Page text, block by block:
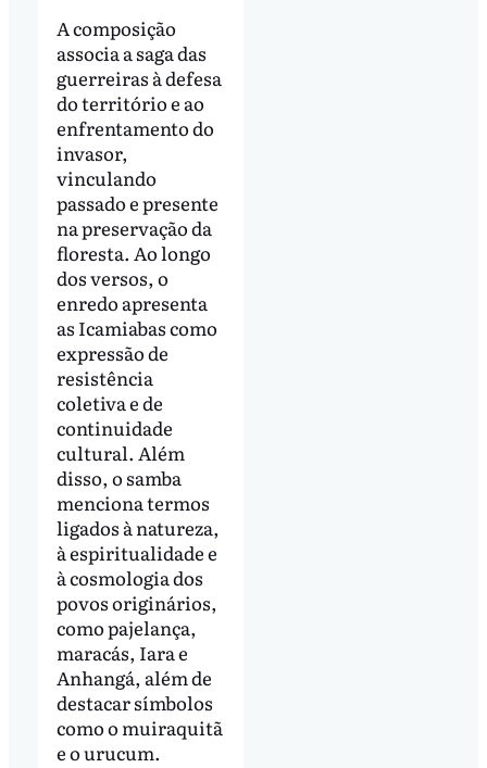
A composição
associa a saga das
guerreiras à defesa
do território e ao
enfrentamento do
invasor,
vinculando
passado e presente
na preservação da
floresta. Ao longo
dos versos, o
enredo apresenta
as Icamiabas como
expressão de
resistência
coletiva e de
continuidade
cultural. Além
disso, o samba
menciona termos
ligados à natureza,
à espiritualidade e
à cosmologia dos
povos originários,
como pajelança,
maracás, Iara e
Anhangá, além de
destacar símbolos
como o muiraquitã
e o urucum.